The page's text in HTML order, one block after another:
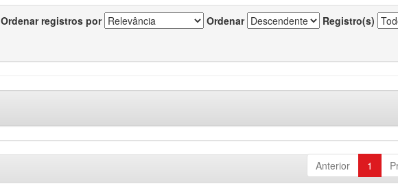
Ordenar registros por Ordenar Registro(s)
Anterior 1